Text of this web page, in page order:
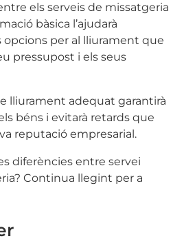
els serveis de missatgeria
bàsica l’ajudarà
per al lliurament que
pressupost i els seus
lliurament adequat garantirà
béns i evitarà retards que
reputació empresarial.
diferències entre servei
Continua llegint per a